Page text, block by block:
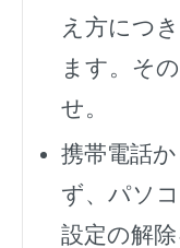
え方につ
ます。そ
せ。
携帯電話
ず、 パソ
設定の解